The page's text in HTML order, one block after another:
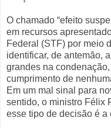
O chamado “efeito
em recursos
Federal (STF) por meio
identificar, de antemão,
grandes na
cumprimento de
Em um mal sinal para
sentido, o ministro Félix
esse tipo de decisão é a